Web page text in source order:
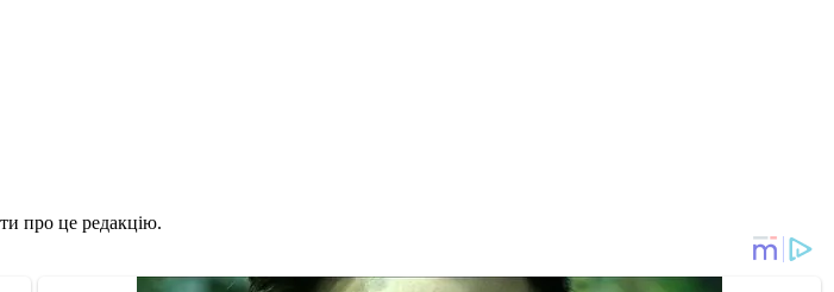
про це редакцію.